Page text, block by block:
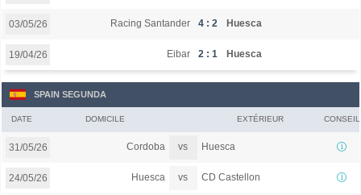
03/05/26 Racing Santander 4 : 2 Huesca
19/04/26 Eibar 2 : 1 Huesca
SPAIN SEGUNDA
DATE DOMICILE EXTÉRIEUR CONSEIL
31/05/26 Cordoba vs Huesca
24/05/26 Huesca vs CD Castellon